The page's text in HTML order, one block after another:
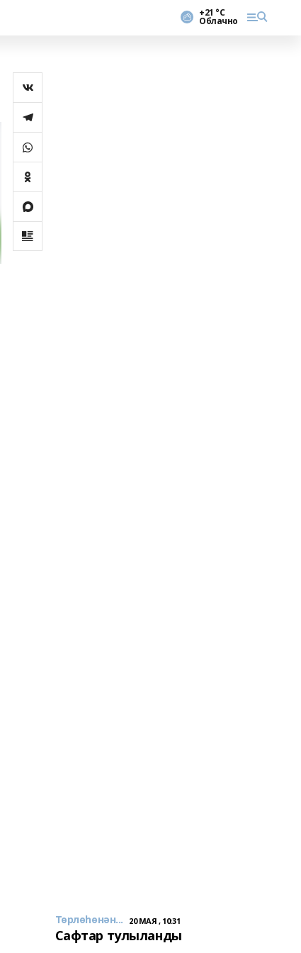
+21 °С
Облачно
Төрлөһөнән... 20 МАЯ , 10:31
Сафтар тулыланды